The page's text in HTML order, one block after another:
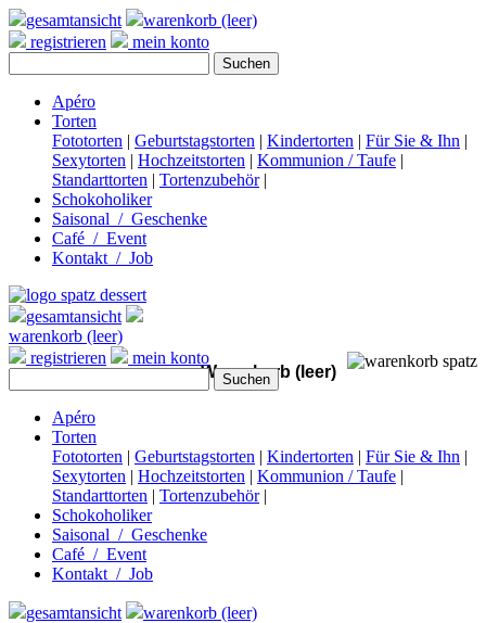
gesamtansicht
warenkorb (leer)
registrieren
mein konto
Apéro
Torten
Fototorten | Geburtstagstorten | Kindertorten | Für Sie & Ihn |
Sexytorten | Hochzeitstorten | Kommunion / Taufe |
Standarttorten | Tortenzubehör|
Schokoholiker
Saisonal / Geschenke
Café / Event
Kontakt / Job
Warenkorb (leer)
gesamtansicht
warenkorb (leer)
registrieren
mein konto
Apéro
Torten
Fototorten | Geburtstagstorten | Kindertorten | Für Sie & Ihn |
Sexytorten | Hochzeitstorten | Kommunion / Taufe |
Standarttorten | Tortenzubehör|
Schokoholiker
Saisonal / Geschenke
Café / Event
Kontakt / Job
gesamtansicht
warenkorb (leer)